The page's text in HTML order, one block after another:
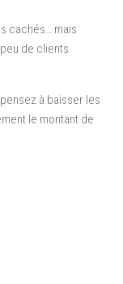
cachés… mais
de clients
à baisser les
le montant de